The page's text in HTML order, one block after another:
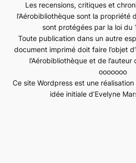
Les recensions, critiques et
l’Aérobibliothèque sont la propriété
sont protégées par la loi du
Toute publication dans un autre
document imprimé doit faire l’objet
l’Aérobibliothèque et de
ooooooo
Ce site Wordpress est une
idée initiale d’Evelyne